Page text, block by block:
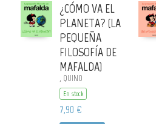
¿CÓMO VA EL
PLANETA? (LA
PEQUEÑA
FILOSOFÍA DE
MAFALDA)
, QUINO
En stock
7,90 €